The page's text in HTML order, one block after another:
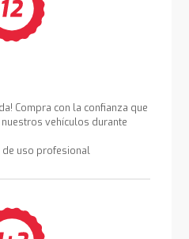
Compra con la confianza que
vehículos durante
uso profesional